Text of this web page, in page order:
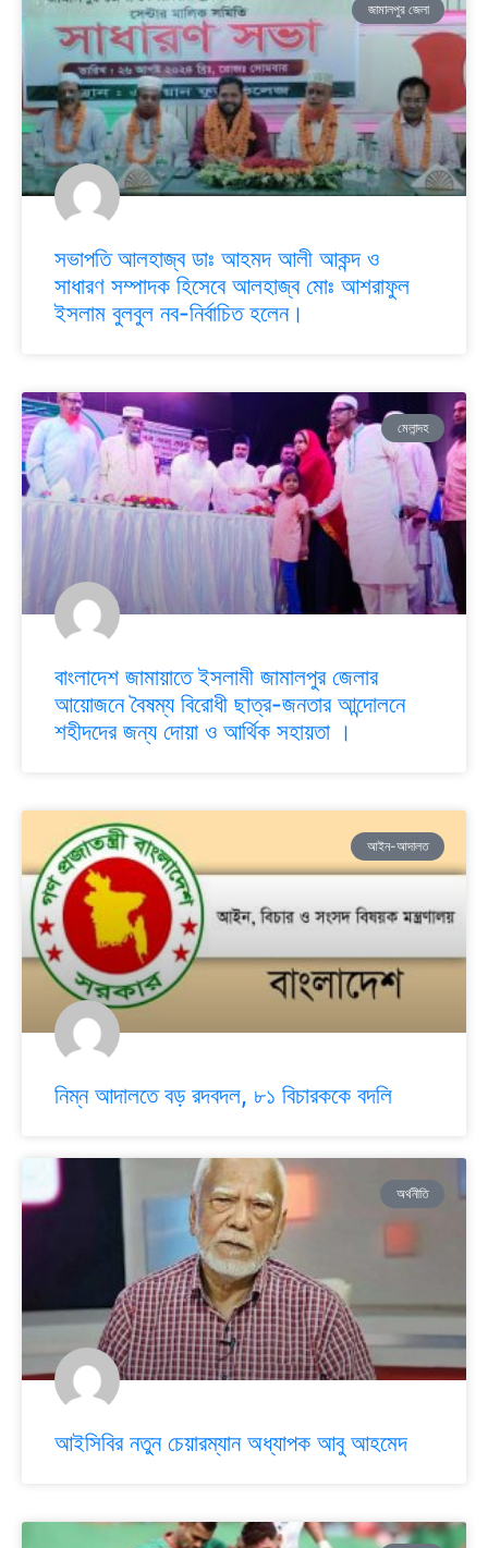
জামালপুর জেলা
সভাপতি আলহাজ্ব ডাঃ আহমদ আলী আকন্দ ও
সাধারণ সম্পাদক হিসেবে আলহাজ্ব মোঃ আশরাফুল
ইসলাম বুলবুল নব-নির্বাচিত হলেন।
মেলান্দহ
বাংলাদেশ জামায়াতে ইসলামী জামালপুর জেলার
আয়োজনে বৈষম্য বিরোধী ছাত্র-জনতার আন্দোলনে
শহীদদের জন্য দোয়া ও আর্থিক সহায়তা ।
আইন-আদালত
নিম্ন আদালতে বড় রদবদল, ৮১ বিচারককে বদলি
অর্থনীতি
আইসিবির নতুন চেয়ারম্যান অধ্যাপক আবু আহমেদ